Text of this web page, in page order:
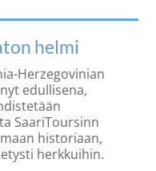
helmi
Herzegovinian
edullisena,
SaariToursinn
historiaan,
herkkuihin.